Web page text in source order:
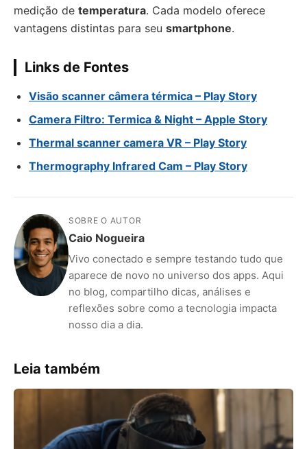
medição de temperatura. Cada modelo oferece
vantagens distintas para seu smartphone.
Links de Fontes
Visão scanner câmera térmica – Play Story
Camera Filtro: Termica & Night – Apple Story
Thermal scanner camera VR – Play Story
Thermography Infrared Cam – Play Story
SOBRE O AUTOR
Caio Nogueira
Vivo conectado e sempre testando tudo que
aparece de novo no universo dos apps. Aqui
no blog, compartilho dicas, análises e
reflexões sobre como a tecnologia impacta
nosso dia a dia.
Leia também